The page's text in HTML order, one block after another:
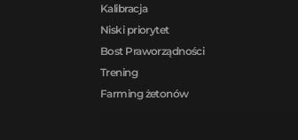
Kalibracja
Niski priorytet
Bost Praworządności
Trening
Farming żetonów